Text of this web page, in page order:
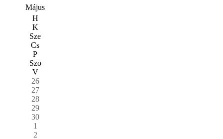
Május
H
K
Sze
Cs
P
Szo
V
26
27
28
29
30
1
2